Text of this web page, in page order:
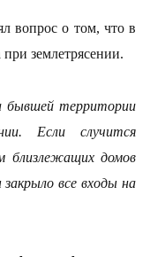
вопрос о том, что в
землетрясении.
бывшей территории
Если случится
близлежащих домов
все входы на